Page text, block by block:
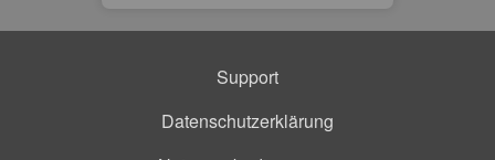
Support
Datenschutzerklärung